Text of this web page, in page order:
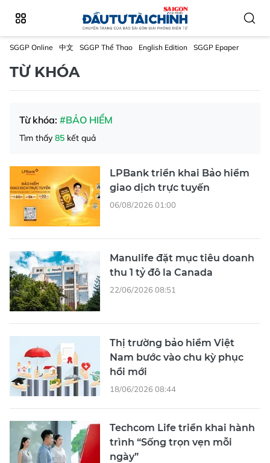
SGGP Online 中文 SGGP Thể Thao English Edition SGGP Epaper
TỪ KHÓA
Từ khóa: #BẢO HIỂM
Tìm thấy 85 kết quả
LPBank triển khai Bảo hiểm
giao dịch trực tuyến
06/08/2026 01:00
Manulife đặt mục tiêu doanh
thu 1 tỷ đô la Canada
22/06/2026 08:51
Thị trường bảo hiểm Việt
Nam bước vào chu kỳ phục
hồi mới
18/06/2026 08:44
Techcom Life triển khai hành
trình “Sống trọn vẹn mỗi
ngày”